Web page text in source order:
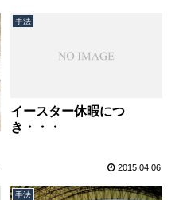
手法
イースター休暇につ
き・・・
2015.04.06
手法